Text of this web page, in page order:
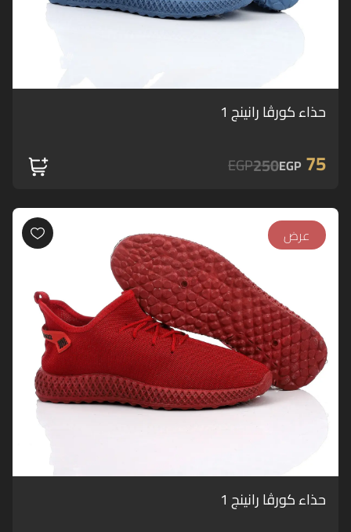
حذاء كورڤا رانينج 1
75
EGP
250
EGP
عرض
حذاء كورڤا رانينج 1